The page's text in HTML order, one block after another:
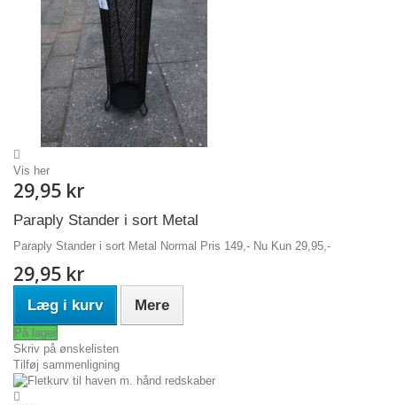
Vis her
29,95 kr
Paraply Stander i sort Metal
Paraply Stander i sort Metal Normal Pris 149,- Nu Kun 29,95,-
29,95 kr
Læg i kurv Mere
På lager
Skriv på ønskelisten
Tilføj sammenligning